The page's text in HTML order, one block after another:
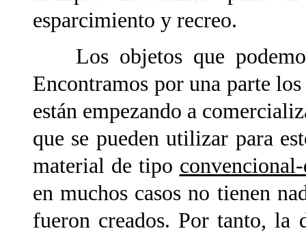
esparcimiento y recreo.
Los objetos que
Encontramos por una parte
están empezando a
que se pueden utilizar para
material de tipo
en muchos casos no tienen
fueron creados. Por tanto, la